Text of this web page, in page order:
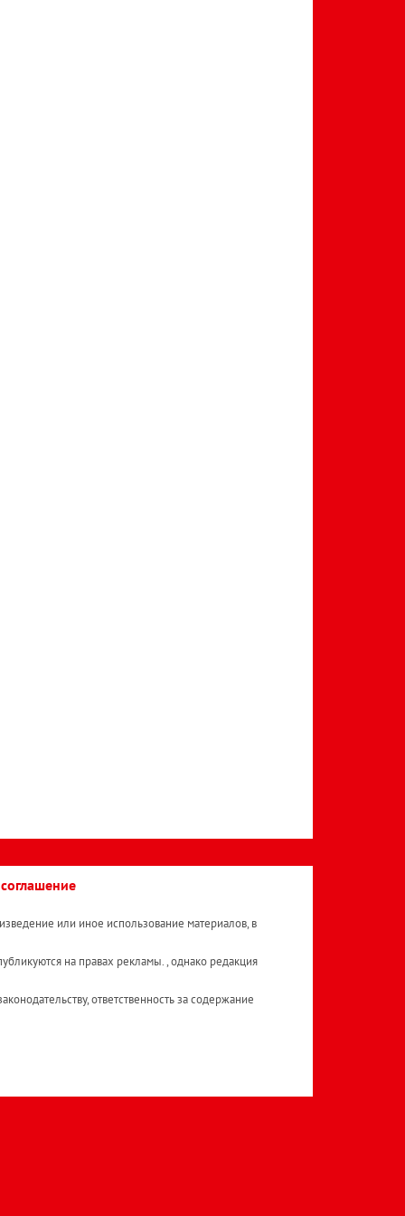
или иное использование материалов, в
на правах рекламы. , однако редакция
ответственность за содержание